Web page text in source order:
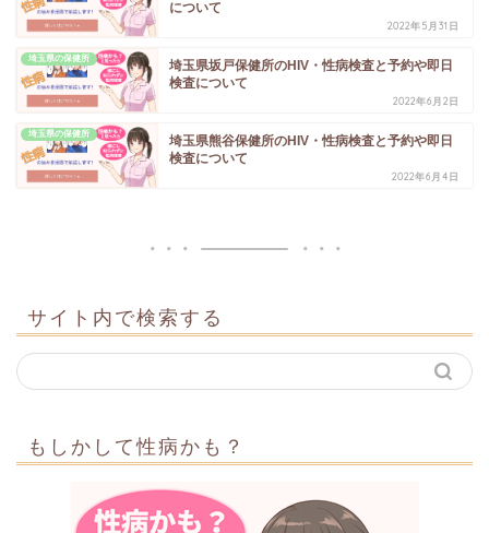
について
2022年5月31日
埼玉県の保健所
埼玉県坂戸保健所のHIV・性病検査と予約や即日
検査について
2022年6月2日
埼玉県の保健所
埼玉県熊谷保健所のHIV・性病検査と予約や即日
検査について
2022年6月4日
サイト内で検索する
もしかして性病かも？